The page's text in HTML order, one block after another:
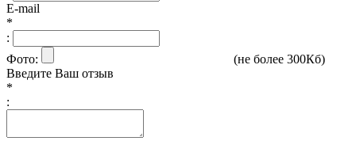
E-mail
*
:
Фото:
(не более 300Кб)
Введите Ваш отзыв
*
: